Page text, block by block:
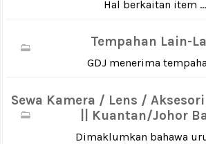
Hal berkaitan item ...
Tempahan Lain-
GDJ menerima
Sewa Kamera / Lens /
|| Kuantan/Johor
Dimaklumkan bahawa